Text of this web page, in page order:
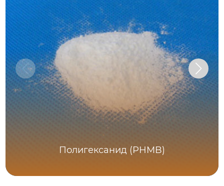
Полигексанид (PHMB)